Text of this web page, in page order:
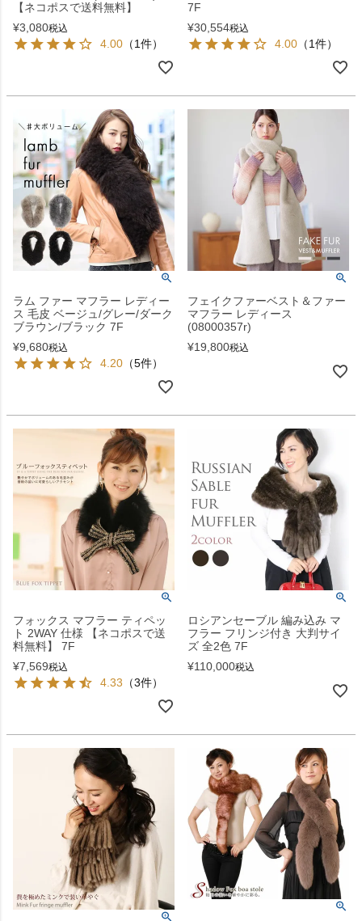
【ネコポスで送料無料】
¥3,080税込
4.00 （1件）
7F
¥30,554税込
4.00 （1件）
ラム ファー マフラー レディー
ス 毛皮 ベージュ/グレー/ダーク
ブラウン/ブラック 7F
¥9,680税込
4.20 （5件）
フェイクファーベスト＆ファー
マフラー レディース
(08000357r)
¥19,800税込
フォックス マフラー ティペッ
ト 2WAY 仕様 【ネコポスで送
料無料】 7F
¥7,569税込
4.33 （3件）
ロシアンセーブル 編み込み マ
フラー フリンジ付き 大判サイ
ズ 全2色 7F
¥110,000税込